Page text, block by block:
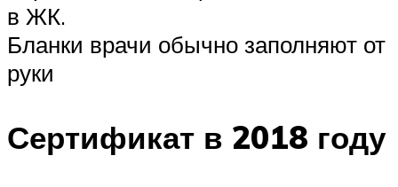
в ЖК.
Бланки врачи обычно заполняют от
руки
Сертификат в 2018 году